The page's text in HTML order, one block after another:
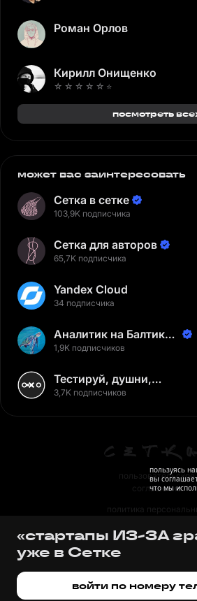
Роман Орлов
Кирилл Онищенко
☆ ☆ ☆ ☆ ☆ ⭐️
посмотреть
может вас заинтересовать
Сетка в сетке
103,9K подписчика
Сетка для авторов
65,7K подписчика
Yandex Cloud
34 подписчика
Аналитик на Балтике |
Неверов Станислав
1,9K подписчиков
Тестируй, душни,
наслаждайся
3,7K подписчиков
пользовательское
соглашение
политика
правила
«стартапы ИЗ-ЗА
уже в Сетке
войти по номеру
пользуясь
вы
что мы